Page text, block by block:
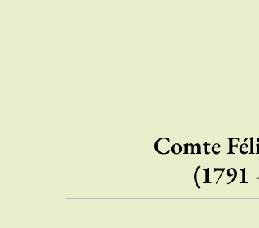
Comte
(1791